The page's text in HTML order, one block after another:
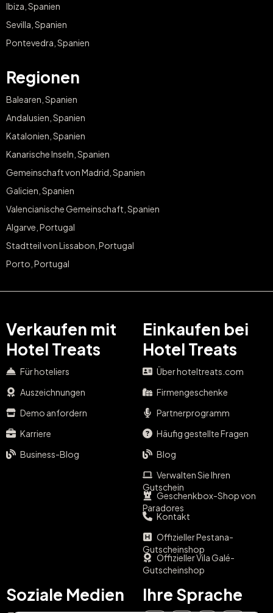
Ibiza, Spanien
Sevilla, Spanien
Pontevedra, Spanien
Regionen
Balearen, Spanien
Andalusien, Spanien
Katalonien, Spanien
Kanarische Inseln, Spanien
Gemeinschaft von Madrid, Spanien
Galicien, Spanien
Valencianische Gemeinschaft, Spanien
Algarve, Portugal
Stadtteil von Lissabon, Portugal
Porto, Portugal
Verkaufen mit
Hotel Treats
Für hoteliers
Auszeichnungen
Demo anfordern
Karriere
Business-Blog
Einkaufen bei
Hotel Treats
Über hoteltreats.com
Firmengeschenke
Partnerprogramm
Häufig gestellte Fragen
Blog
Verwalten Sie Ihren
Gutschein
Geschenkbox-Shop von
Paradores
Kontakt
Offizieller Pestana-
Gutscheinshop
Offizieller Vila Galé-
Gutscheinshop
Soziale Medien Ihre Sprache